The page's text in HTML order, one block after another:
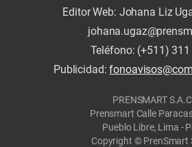
Editor Web: Johana Liz
Teléfono: (+511)
Publicidad:
PRENSMART
Prensmart Calle
Pueblo Libre, Lima -
Copyright © PrenSmart